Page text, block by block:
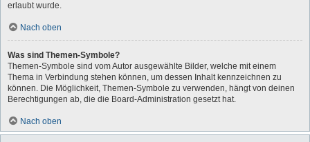
erlaubt wurde.
Nach oben
Was sind Themen-Symbole?
Themen-Symbole sind vom Autor ausgewählte Bilder, welche mit einem
Thema in Verbindung stehen können, um dessen Inhalt kennzeichnen zu
können. Die Möglichkeit, Themen-Symbole zu verwenden, hängt von deinen
Berechtigungen ab, die die Board-Administration gesetzt hat.
Nach oben